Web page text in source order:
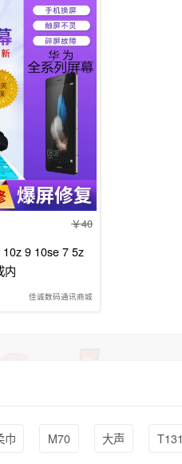
40
9 10se 7 5z
内
佳诚数码通讯商城
巾 M70 大声 T131